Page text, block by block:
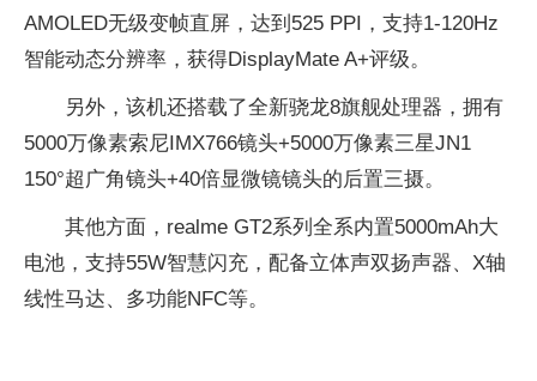
AMOLED无级变帧直屏，达到525 PPI，支持1-120Hz
智能动态分辨率，获得DisplayMate A+评级。
另外，该机还搭载了全新骁龙8旗舰处理器，拥有
5000万像素索尼IMX766镜头+5000万像素三星JN1
150°超广角镜头+40倍显微镜镜头的后置三摄。
其他方面，realme GT2系列全系内置5000mAh大
电池，支持55W智慧闪充，配备立体声双扬声器、X轴
线性马达、多功能NFC等。